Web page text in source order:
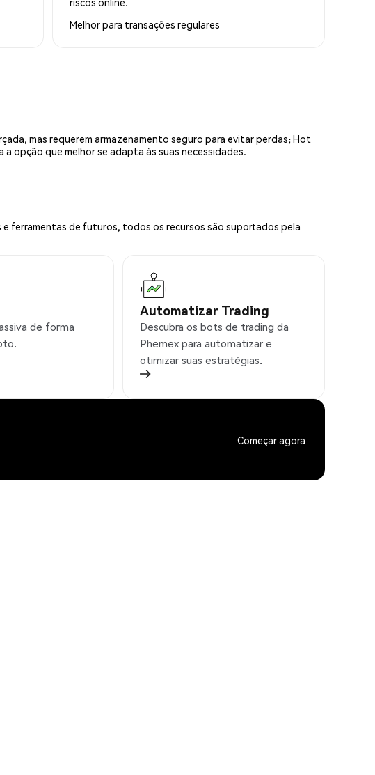
Melhor para transações regulares
mas requerem armazenamento seguro para evitar perdas; Hot
opção que melhor se adapta às suas necessidades.
ferramentas de futuros, todos os recursos são suportados pela
de forma
Automatizar Trading
Descubra os bots de trading da
Phemex para automatizar e
otimizar suas estratégias.
Começar agora